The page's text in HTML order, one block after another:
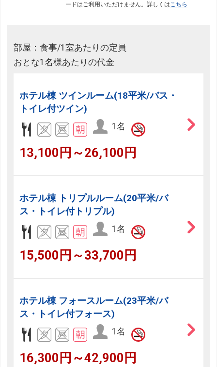
ードはご利用いただけません。詳しくはこちら
部屋：食事/1室あたりの定員
おとな1名様あたりの代金
ホテル棟 ツインルーム(18平米/バス・
トイレ付ツイン)
1名
13,100円～26,100円
ホテル棟 トリプルルーム(20平米/バ
ス・トイレ付トリプル)
1名
15,500円～33,700円
ホテル棟 フォースルーム(23平米/バ
ス・トイレ付フォース)
1名
16,300円～42,900円